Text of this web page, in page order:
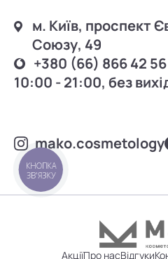
м. Київ, проспект
Союзу, 49
+380 (66) 866 42 56
10:00 - 21:00, без
mako.cosmetology
АкціїПро насВідгуки
КНОПКА
ЗВ'ЯЗКУ